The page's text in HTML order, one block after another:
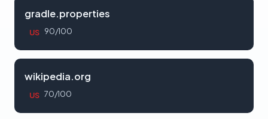
gradle.properties
US 90/100
wikipedia.org
US 70/100